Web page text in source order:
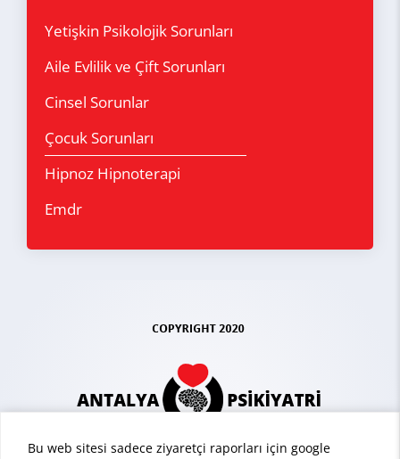
Yetişkin Psikolojik Sorunları
Aile Evlilik ve Çift Sorunları
Cinsel Sorunlar
Çocuk Sorunları
Hipnoz Hipnoterapi
Emdr
Bu web sitesi sadece ziyaretçi raporları için google